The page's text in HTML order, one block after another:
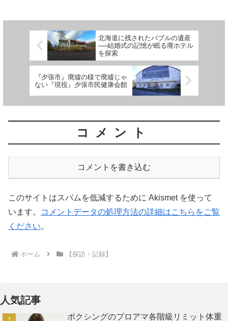
北海道に残されたバブルの遺産
──結婚式の記憶が眠る廃ホテル
を探索
『夕張市』廃墟の様で廃墟じゃ
ない『現役』夕張市民健康会館
コメント
コメントを書き込む
このサイトはスパムを低減するために Akismet を使って
います。
コメントデータの処理方法の詳細はこちらをご覧
ください。
ホーム 【探訪・記録】
人気記事
ボクシングのプロアマ各階級リミット体重